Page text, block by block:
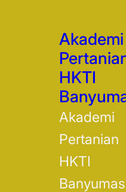
Akademi
HKTI
Akademi
Pertanian
HKTI
Banyumas